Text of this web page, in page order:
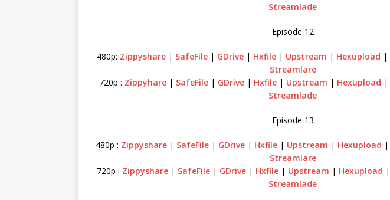
Streamlade
Episode 12
480p: Zippyshare | SafeFile | GDrive | Hxfile | Upstream | Hexupload |
Streamlare
720p : Zippyhare | SafeFile| GDrive| Hxfile| Upstream | Hexupload |
Streamlade
Episode 13
480p : Zippyshare | SafeFile | GDrive | Hxfile | Upstream | Hexupload |
Streamlare
720p : Zippyshare | SafeFile | GDrive | Hxfile | Upstream | Hexupload |
Streamlade